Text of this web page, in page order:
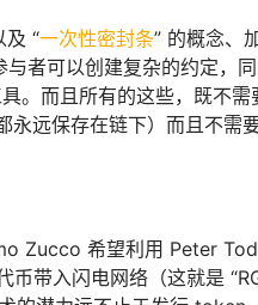
及 “一次性密封条” 的概念、
者可以创建复杂的约定，
。而且所有的这些，既不
永远保存在链下）而且不
Zucco 希望利用 Peter
带入闪电网络（这就是